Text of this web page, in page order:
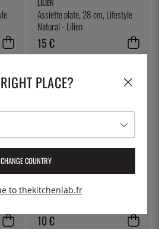
LILIEN
Assiette plate, 28 cm, Lifestyle
Natural - Lilien
15 €
Assiette plate, 16 cm, Lifestyle
10 €
PLACE?
CHANGE COUNTRY
to thekitchenlab.fr